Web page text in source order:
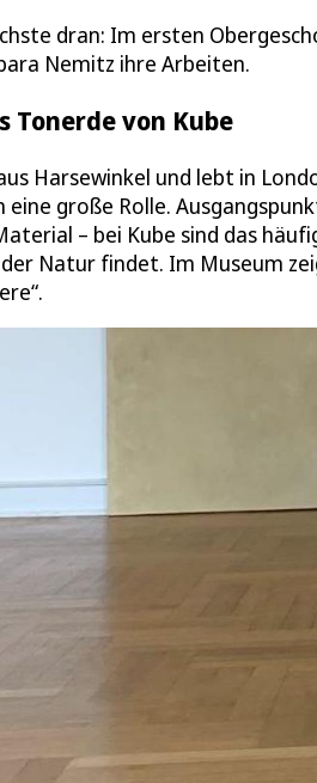
dran: Im ersten
Nemitz ihre Arbeiten.
Tonerde von Kube
Harsewinkel und lebt in
eine große Rolle.
– bei Kube sind das
Natur findet. Im Museum